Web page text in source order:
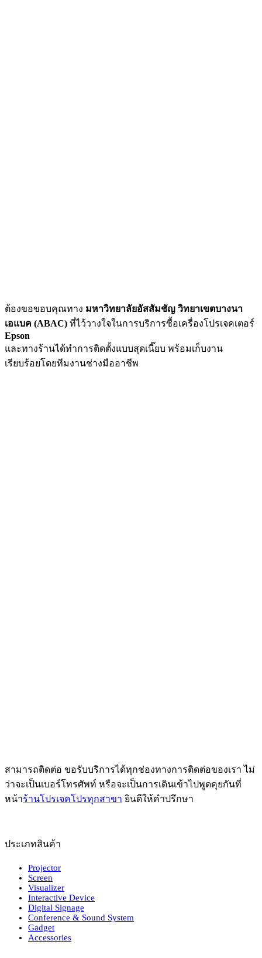
ต้องขอขอบคุณทาง มหาวิทยาลัยอัสสัมชัญ วิทยาเขตบางนา
เอแบค (ABAC) ที่ไว้วางใจในการบริการซื้อเครื่องโปรเจคเตอร์
Epson
และทางร้านได้ทำการติดตั้งแบบสุดเนี๊ยบ พร้อมเก็บงาน
เรียบร้อยโดยทีมงานช่างมืออาชีพ
สามารถติดต่อ ขอรับบริการได้ทุกช่องทางการติดต่อของเรา ไม่
ว่าจะเป็นเบอร์โทรศัพท์ หรือจะเป็นการเดินเข้าไปพูดคุยกันที่
หน้าร้านโปรเจคโปรทุกสาขา ยินดีให้คำปรึกษา
ประเภทสินค้า
Projector
Screen
Visualizer
Interactive Device
Digital Signage
Conference & Sound System
Gadget
Accessories